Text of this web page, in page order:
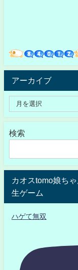
アーカイブ
検索
カオスtomo娘ち
生ゲーム
ハゲて無双